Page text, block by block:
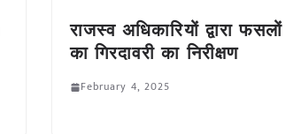
राजस्व अधिकारियों द्वारा फसलों
का गिरदावरी का निरीक्षण
February 4, 2025